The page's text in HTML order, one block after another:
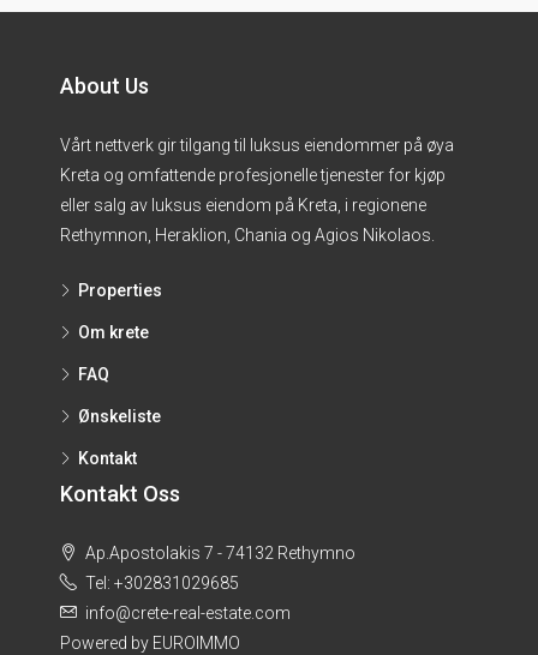
About Us
Vårt nettverk gir tilgang til luksus eiendommer på øya
Kreta og omfattende profesjonelle tjenester for kjøp
eller salg av luksus eiendom på Kreta, i regionene
Rethymnon, Heraklion, Chania og Agios Nikolaos.
Properties
Om krete
FAQ
Ønskeliste
Kontakt
Kontakt Oss
Ap.Apostolakis 7 - 74132 Rethymno
Tel: +302831029685
info@crete-real-estate.com
Powered by EUROIMMO